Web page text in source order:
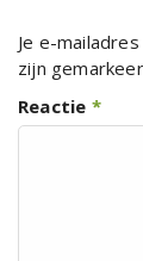
Je e-
zijn
Reactie *